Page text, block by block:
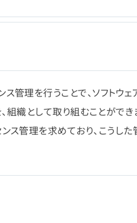
管理を行うことで、ソフトウェ
組織として取り組むことができ
ス管理を求めており、こうした